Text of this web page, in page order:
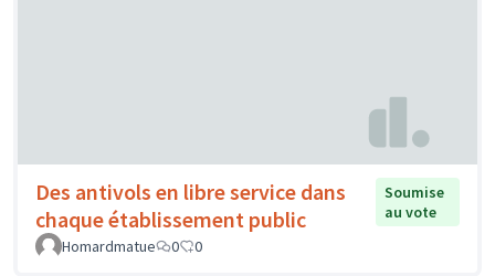
Des antivols en libre service dans
chaque établissement public
Soumise
au vote
Homardmatue
0 0